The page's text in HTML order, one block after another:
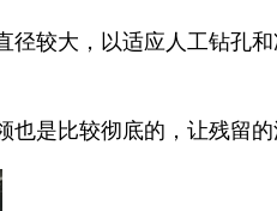
较大，以适应人工钻孔
是比较彻底的，让残留的